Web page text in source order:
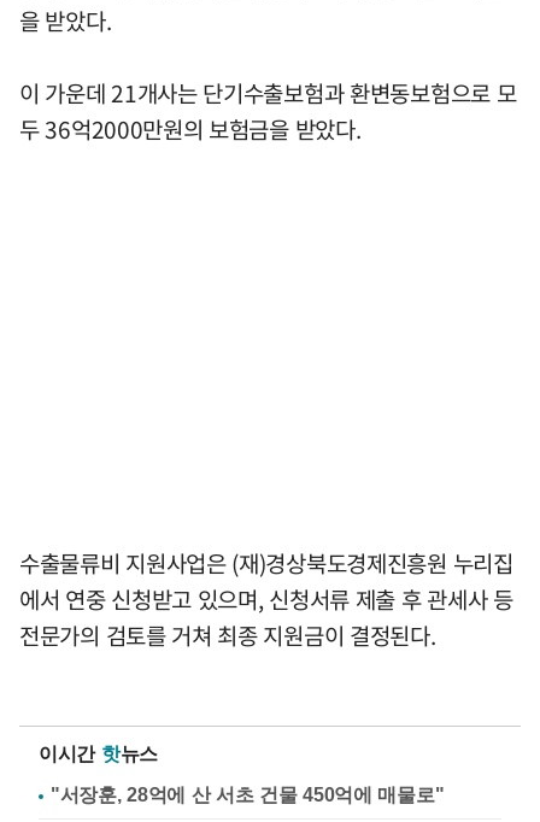
을 받았다.
이 가운데 21개사는 단기수출보험과 환변동보험으로 모
두 36억2000만원의 보험금을 받았다.
수출물류비 지원사업은 (재)경상북도경제진흥원 누리집
에서 연중 신청받고 있으며, 신청서류 제출 후 관세사 등
전문가의 검토를 거쳐 최종 지원금이 결정된다.
이시간 핫뉴스
"서장훈, 28억에 산 서초 건물 450억에 매물로"